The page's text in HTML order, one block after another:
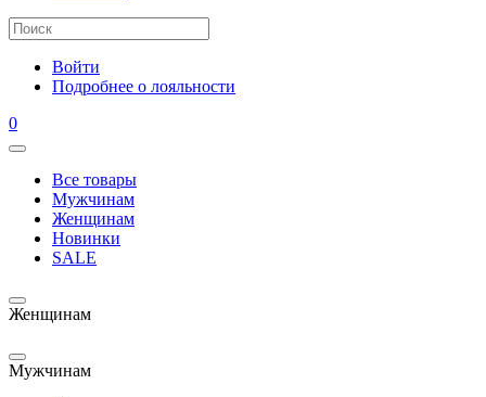
Войти
Подробнее о лояльности
0
Все товары
Мужчинам
Женщинам
Новинки
SALE
Женщинам
Мужчинам